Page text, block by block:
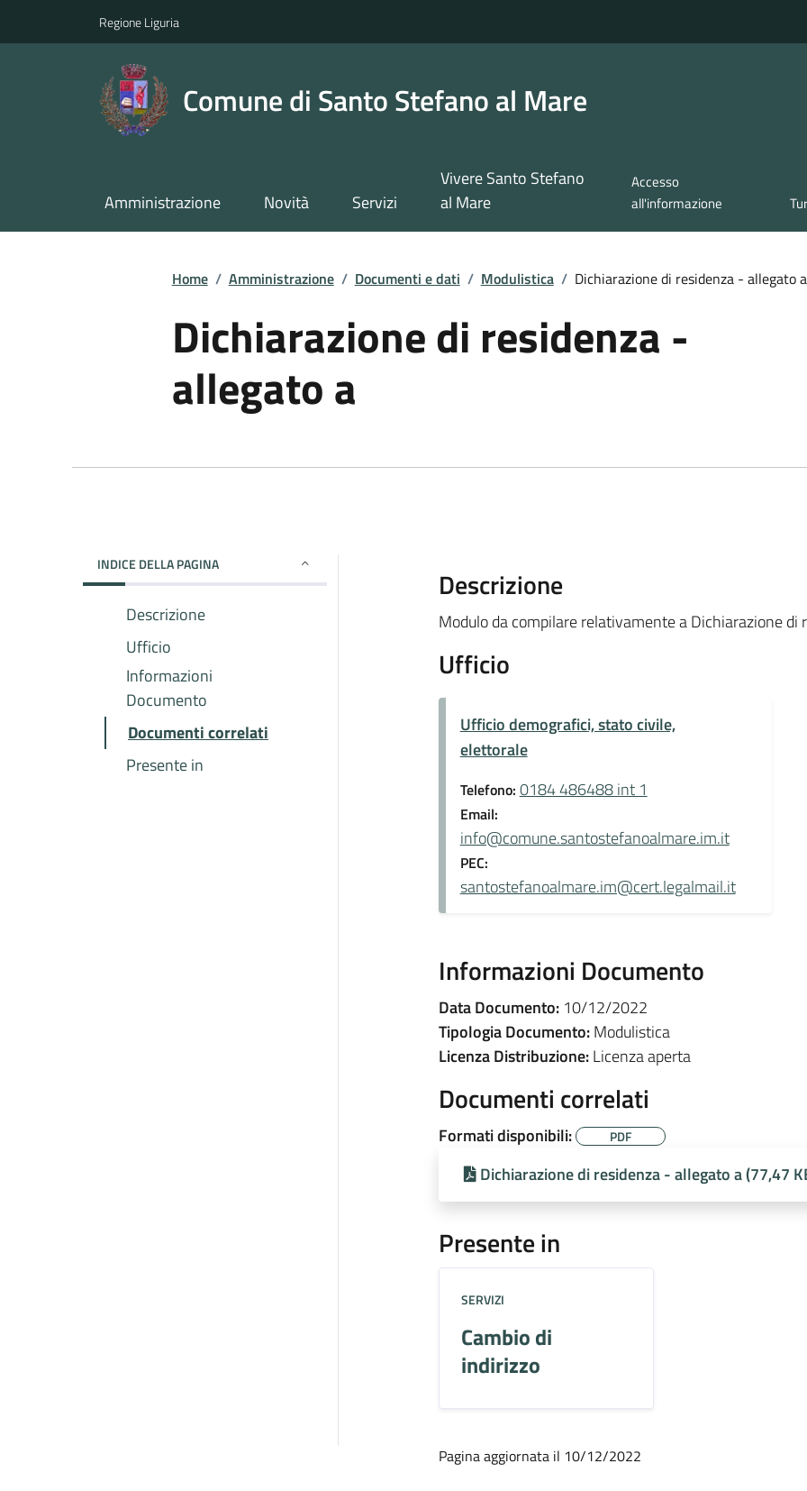
Regione Liguria
Comune di Santo Stefano al Mare
Amministrazione Novità Servizi
Vivere Santo Stefano
al Mare
Accesso
all'informazione
Home / Amministrazione / Documenti e dati / Modulistica / Dichiarazione di residenza - allegato a
Dichiarazione di residenza -
allegato a
INDICE DELLA PAGINA
Descrizione
Ufficio
Informazioni
Documento
Documenti correlati
Presente in
Descrizione
Modulo da compilare relativamente a Dichiarazione di
Ufficio
Ufficio demografici, stato civile,
elettorale
Telefono: 0184 486488 int 1
Email:
info@comune.santostefanoalmare.im.it
PEC:
santostefanoalmare.im@cert.legalmail.it
Informazioni Documento
Data Documento:10/12/2022
Tipologia Documento:Modulistica
Licenza Distribuzione:Licenza aperta
Documenti correlati
Formati disponibili: PDF
Dichiarazione di residenza - allegato a (77,47
Presente in
SERVIZI
Cambio di
indirizzo
Pagina aggiornata il 10/12/2022